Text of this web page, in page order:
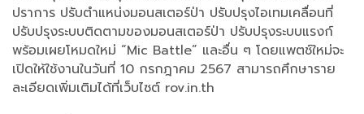
ปราการ ปรับตำแหน่งมอนสเตอร์ป่า ปรับปรุงไอเทมเคลื่อนที่
ปรับปรุงระบบติดตามของมอนสเตอร์ป่า ปรับปรุงระบบแรงก์
พร้อมเผยโหมดใหม่ “Mic Battle” และอื่น ๆ โดยแพตช์ใหม่จะ
เปิดให้ใช้งานในวันที่ 10 กรกฎาคม 2567 สามารถศึกษาราย
ละเอียดเพิ่มเติมได้ที่เว็บไซต์ rov.in.th